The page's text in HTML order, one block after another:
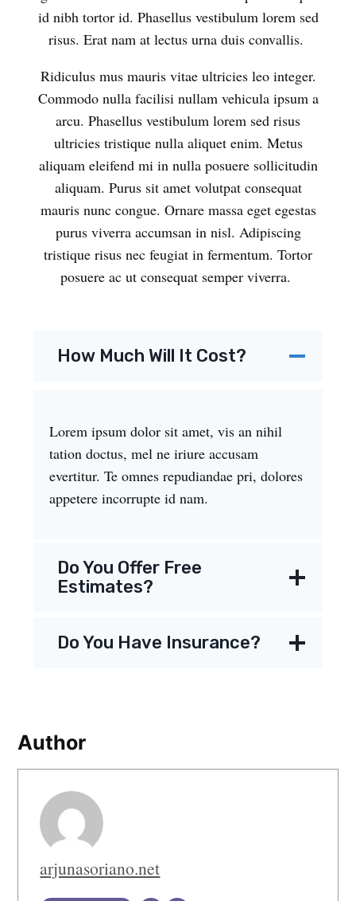
id nibh tortor id. Phasellus vestibulum lorem sed
risus. Erat nam at lectus urna duis convallis.
Ridiculus mus mauris vitae ultricies leo integer.
Commodo nulla facilisi nullam vehicula ipsum a
arcu. Phasellus vestibulum lorem sed risus
ultricies tristique nulla aliquet enim. Metus
aliquam eleifend mi in nulla posuere sollicitudin
aliquam. Purus sit amet volutpat consequat
mauris nunc congue. Ornare massa eget egestas
purus viverra accumsan in nisl. Adipiscing
tristique risus nec feugiat in fermentum. Tortor
posuere ac ut consequat semper viverra.
How Much Will It Cost?
Lorem ipsum dolor sit amet, vis an nihil
tation doctus, mel ne iriure accusam
evertitur. Te omnes repudiandae pri, dolores
appetere incorrupte id nam.
Do You Offer Free
Estimates?
Do You Have Insurance?
Author
arjunasoriano.net